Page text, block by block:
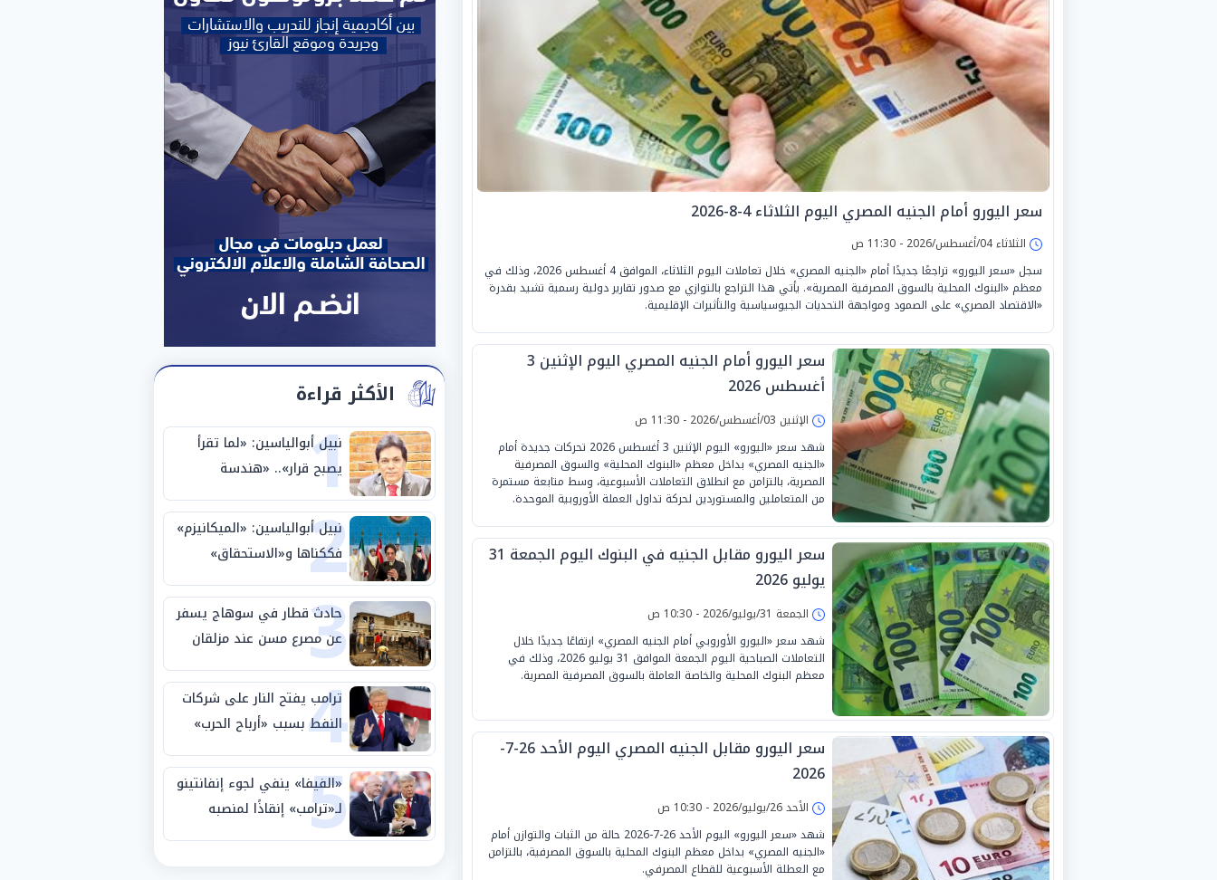
سعر اليورو أمام الجنيه المصري اليوم الثلاثاء 4-8-2026
الثلاثاء 04/أغسطس/2026 - 11:30 ص
سجل «سعر اليورو» تراجعًا جديدًا أمام «الجنيه المصري» خلال تعاملات اليوم الثلاثاء، الموافق 4 أغسطس 2026، وذلك في
معظم «البنوك المحلية بالسوق المصرفية المصرية». يأتي هذا التراجع بالتوازي مع صدور تقارير دولية رسمية تشيد بقدرة
«الاقتصاد المصري» على الصمود ومواجهة التحديات الجيوسياسية والتأثيرات الإقليمية.
سعر اليورو أمام الجنيه المصري اليوم الإثنين 3
أغسطس 2026
الإثنين 03/أغسطس/2026 - 11:30 ص
شهد سعر «اليورو» اليوم الإثنين 3 أغسطس 2026 تحركات جديدة أمام
«الجنيه المصري» بداخل معظم «البنوك المحلية» والسوق المصرفية
المصرية، بالتزامن مع انطلاق التعاملات الأسبوعية، وسط متابعة مستمرة
من المتعاملين والمستوردين لحركة تداول العملة الأوروبية الموحدة.
سعر اليورو مقابل الجنيه في البنوك اليوم الجمعة 31
يوليو 2026
الجمعة 31/يوليو/2026 - 10:30 ص
شهد سعر «اليورو الأوروبي أمام الجنيه المصري» ارتفاعًا جديدًا خلال
التعاملات الصباحية اليوم الجمعة الموافق 31 يوليو 2026، وذلك في
معظم البنوك المحلية والخاصة العاملة بالسوق المصرفية المصرية.
سعر اليورو مقابل الجنيه المصري اليوم الأحد 26-7-
2026
الأحد 26/يوليو/2026 - 10:30 ص
شهد «سعر اليورو» اليوم الأحد 26-7-2026 حالة من الثبات والتوازن أمام
«الجنيه المصري» بداخل معظم البنوك المحلية بالسوق المصرفية، بالتزامن
مع العطلة الأسبوعية للقطاع المصرفي.
الأكثر قراءة
1
نبيل أبوالياسين: «لما تقرأ
يصبح قرار».. «هندسة
الاستثمار السيادي» بين «ربط
الجيب بالوطن» و«سيادة
الكلمة»
2
نبيل أبوالياسين: «الميكانيزم»
فككناها و«الاستحقاق»
حتمية.. «تفعيل الإرادة»
مهمة الجامعة العربية
3
حادث قطار في سوهاج يسفر
عن مصرع مسن عند مزلقان
المراغة
4
ترامب يفتح النار على شركات
النفط بسبب «أرباح الحرب»
5
«الفيفا» ينفي لجوء إنفانتينو
لـ«ترامب» إنقاذًا لمنصبه